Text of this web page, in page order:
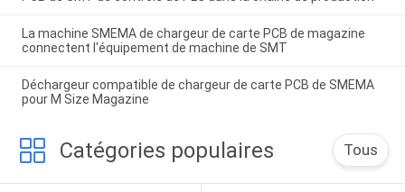
La machine SMEMA de chargeur de carte PCB de magazine
connectent l'équipement de machine de SMT
Déchargeur compatible de chargeur de carte PCB de SMEMA
pour M Size Magazine
Catégories populaires Tous